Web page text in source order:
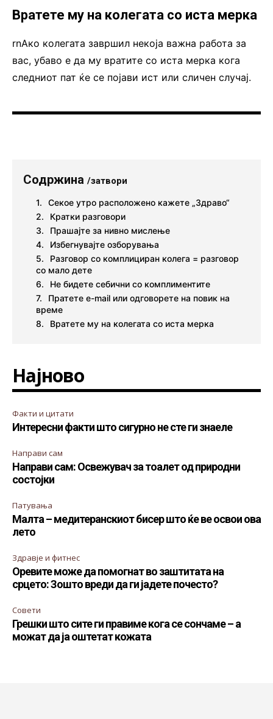
Вратете му на колегата со иста мерка
rnАко колегата завршил некоја важна работа за
вас, убаво е да му вратите со иста мерка кога
следниот пат ќе се појави ист или сличен случај.
Содржина /затвори
Секое утро расположено кажете „Здраво“
Кратки разговори
Прашајте за нивно мислење
Избегнувајте озборувања
Разговор со комплициран колега = разговор
со мало дете
Не бидете себични со комплиментите
Пратете e-mail или одговорете на повик на
време
Вратете му на колегата со иста мерка
Најново
Факти и цитати
Интересни факти што сигурно не сте ги знаеле
Направи сам
Направи сам: Освежувач за тоалет од природни
состојки
Патувања
Малта – медитеранскиот бисер што ќе ве освои ова
лето
Здравје и фитнес
Оревите може да помогнат во заштитата на
срцето: Зошто вреди да ги јадете почесто?
Совети
Грешки што сите ги правиме кога се сончаме – а
можат да ја оштетат кожата